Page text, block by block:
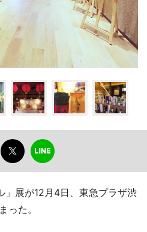
」展が12月4日、東急プラザ渋
った。